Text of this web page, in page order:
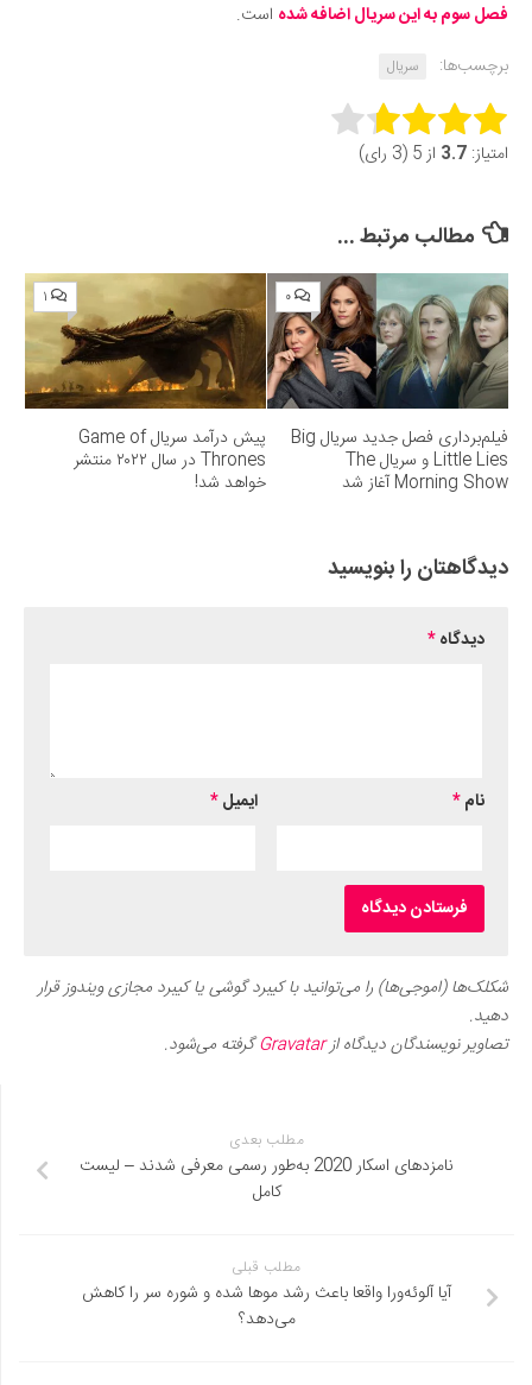
اخبار
فصل سوم به این سریال اضافه شده است.
برچسب‌ها:
سریال
Rate this item:
امتیاز: 3.7 از 5 (3 رای)
مطالب مرتبط ...
۰
فیلم‌برداری فصل جدید سریال ‌Big
Little Lies و سریال The
Morning Show آغاز شد
۱
پیش درآمد سریال Game of
Thrones در سال ۲۰۲۲ منتشر
خواهد شد!
دیدگاهتان را بنویسید
دیدگاه*
نام* ایمیل*
شکلک‌ها (اموجی‌ها) را می‌توانید با کیبرد گوشی یا کیبرد مجازی ویندوز قرار
دهید.
تصاویر نویسندگان دیدگاه ازGravatarگرفته می‌شود.
مطلب بعدی
نامزدهای اسکار 2020 به‌طور رسمی معرفی شدند – لیست
کامل
مطلب قبلی
آیا آلوئه‌ورا واقعا باعث رشد موها شده و شوره سر را کاهش
می‌دهد؟